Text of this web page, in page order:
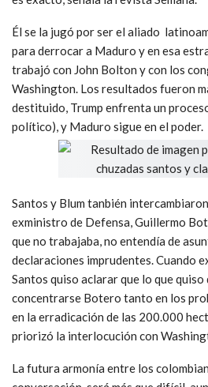
Él se la jugó por ser el aliado
para derrocar a Maduro y en esa
trabajó con John Bolton y con los
Washington. Los resultados fueron
destituido, Trump enfrenta un
político), y Maduro sigue en el poder.
Santos y Blum tanbién
exministro de Defensa, Guillermo
que no trabajaba, no entendía de
declaraciones imprudentes. Cuando
Santos quiso aclarar que lo que
concentrarse Botero tanto en los
en la erradicación de las 200.000
priorizó la interlocución con
La futura armonía entre los